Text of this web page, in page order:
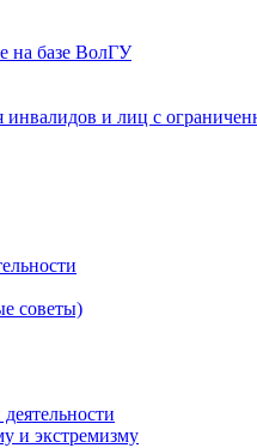
на базе ВолГУ
и лиц с
советы)
и экстремизму